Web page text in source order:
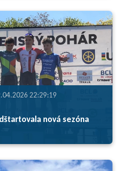
22:29:19
nová sezóna